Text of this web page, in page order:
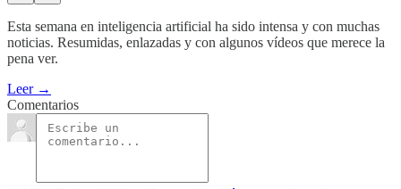
Esta semana en inteligencia artificial ha sido intensa y con muchas
noticias. Resumidas, enlazadas y con algunos vídeos que merece la
pena ver.
Leer →
Comentarios